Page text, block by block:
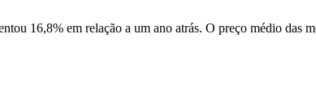
16,8% em relação a um ano atrás. O preço médio das